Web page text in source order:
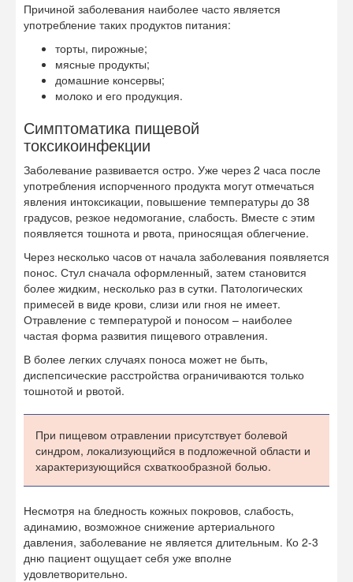
Причиной заболевания наиболее часто является
употребление таких продуктов питания:
торты, пирожные;
мясные продукты;
домашние консервы;
молоко и его продукция.
Симптоматика пищевой
токсикоинфекции
Заболевание развивается остро. Уже через 2 часа после
употребления испорченного продукта могут отмечаться
явления интоксикации, повышение температуры до 38
градусов, резкое недомогание, слабость. Вместе с этим
появляется тошнота и рвота, приносящая облегчение.
Через несколько часов от начала заболевания появляется
понос. Стул сначала оформленный, затем становится
более жидким, несколько раз в сутки. Патологических
примесей в виде крови, слизи или гноя не имеет.
Отравление с температурой и поносом – наиболее
частая форма развития пищевого отравления.
В более легких случаях поноса может не быть,
диспепсические расстройства ограничиваются только
тошнотой и рвотой.
При пищевом отравлении присутствует болевой
синдром, локализующийся в подложечной области и
характеризующийся схваткообразной болью.
Несмотря на бледность кожных покровов, слабость,
адинамию, возможное снижение артериального
давления, заболевание не является длительным. Ко 2-3
дню пациент ощущает себя уже вполне
удовлетворительно.